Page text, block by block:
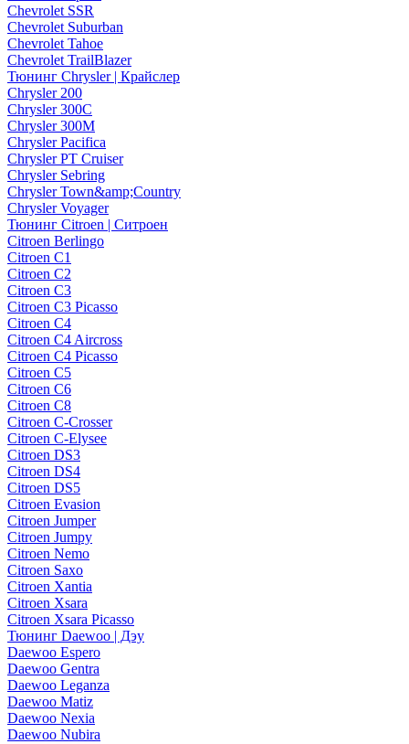
Chevrolet SSR
Chevrolet Suburban
Chevrolet Tahoe
Chevrolet TrailBlazer
Тюнинг Chrysler | Крайслер
Chrysler 200
Chrysler 300C
Chrysler 300M
Chrysler Pacifica
Chrysler PT Cruiser
Chrysler Sebring
Chrysler Town&amp;Country
Chrysler Voyager
Тюнинг Citroen | Ситроен
Citroen Berlingo
Citroen C1
Citroen C2
Citroen C3
Citroen C3 Picasso
Citroen C4
Citroen C4 Aircross
Citroen C4 Picasso
Citroen C5
Citroen C6
Citroen C8
Citroen C-Crosser
Citroen C-Elysee
Citroen DS3
Citroen DS4
Citroen DS5
Citroen Evasion
Citroen Jumper
Citroen Jumpy
Citroen Nemo
Citroen Saxo
Citroen Xantia
Citroen Xsara
Citroen Xsara Picasso
Тюнинг Daewoo | Дэу
Daewoo Espero
Daewoo Gentra
Daewoo Leganza
Daewoo Matiz
Daewoo Nexia
Daewoo Nubira